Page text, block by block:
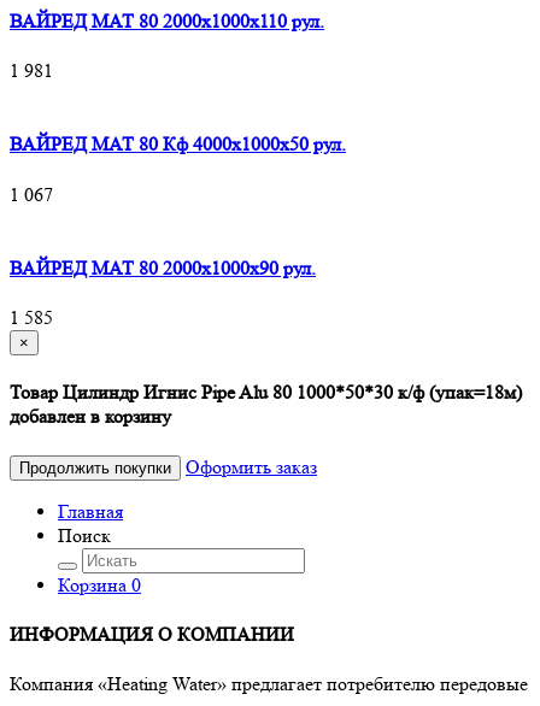
ВАЙРЕД МАТ 80 2000x1000x110 рул.
1 981
ВАЙРЕД МАТ 80 Кф 4000x1000x50 рул.
1 067
ВАЙРЕД МАТ 80 2000x1000x90 рул.
1 585
×
Товар Цилиндр Игнис Pipe Alu 80 1000*50*30 к/ф (упак=18м)
добавлен в корзину
Продолжить покупки
Оформить заказ
Главная
Поиск
Корзина 0
ИНФОРМАЦИЯ О КОМПАНИИ
Компания «Heating Water» предлагает потребителю передовые